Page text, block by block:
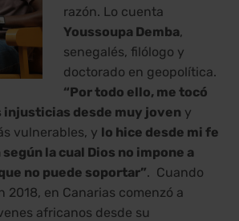
razón. Lo cuenta
Youssoupa Demba,
senegalés, filólogo y
doctorado en geopolítica.
“Por todo ello, me tocó
injusticias desde muy joven y
vulnerables, y lo hice desde mi fe
la cual Dios no impone a
no puede soportar”. Cuando
2018, en Canarias comenzó a
africanos desde su